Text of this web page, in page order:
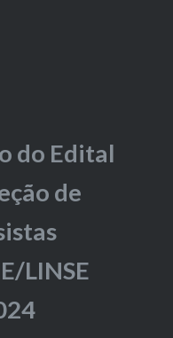
do Edital
de
LINSE